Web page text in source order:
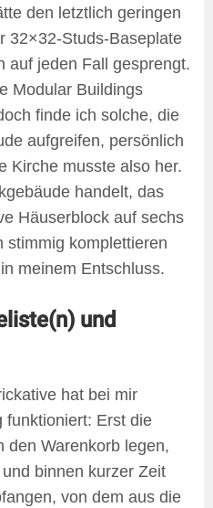
den letztlich geringen
32×32-Studs-Baseplate
auf jeden Fall gesprengt.
Modular Buildings
finde ich solche, die
aufgreifen, persönlich
Kirche musste also her.
handelt, das
Häuserblock auf sechs
stimmig komplettieren
meinem Entschluss.
und
hat bei mir
funktioniert: Erst die
den Warenkorb legen,
binnen kurzer Zeit
von dem aus die